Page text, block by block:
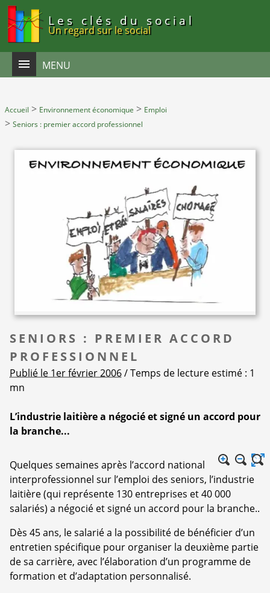
Les clés du social
Un regard sur le social
MENU
Accueil > Environnement économique > Emploi
> Seniors : premier accord professionnel
SENIORS : PREMIER ACCORD
PROFESSIONNEL
Publié le 1er février 2006/ Temps de lecture estimé : 1
mn
L’industrie laitière a négocié et signé un accord pour
la branche...
Quelques semaines après l’accord national
interprofessionnel sur l’emploi des seniors, l’industrie
laitière (qui représente 130 entreprises et 40 000
salariés) a négocié et signé un accord pour la branche..
Dès 45 ans, le salarié a la possibilité de bénéficier d’un
entretien spécifique pour organiser la deuxième partie
de sa carrière, avec l’élaboration d’un programme de
formation et d’adaptation personnalisé.
Panneau de gestion des cookies